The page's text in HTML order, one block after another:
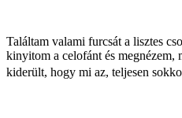
Találtam valami furcsát a lisztes
kinyitom a celofánt és
kiderült, hogy mi az, teljesen